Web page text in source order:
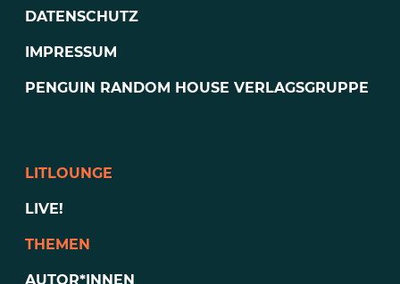
DATENSCHUTZ
IMPRESSUM
PENGUIN RANDOM HOUSE VERLAGSGRUPPE
LITLOUNGE
LIVE!
THEMEN
AUTOR*INNEN